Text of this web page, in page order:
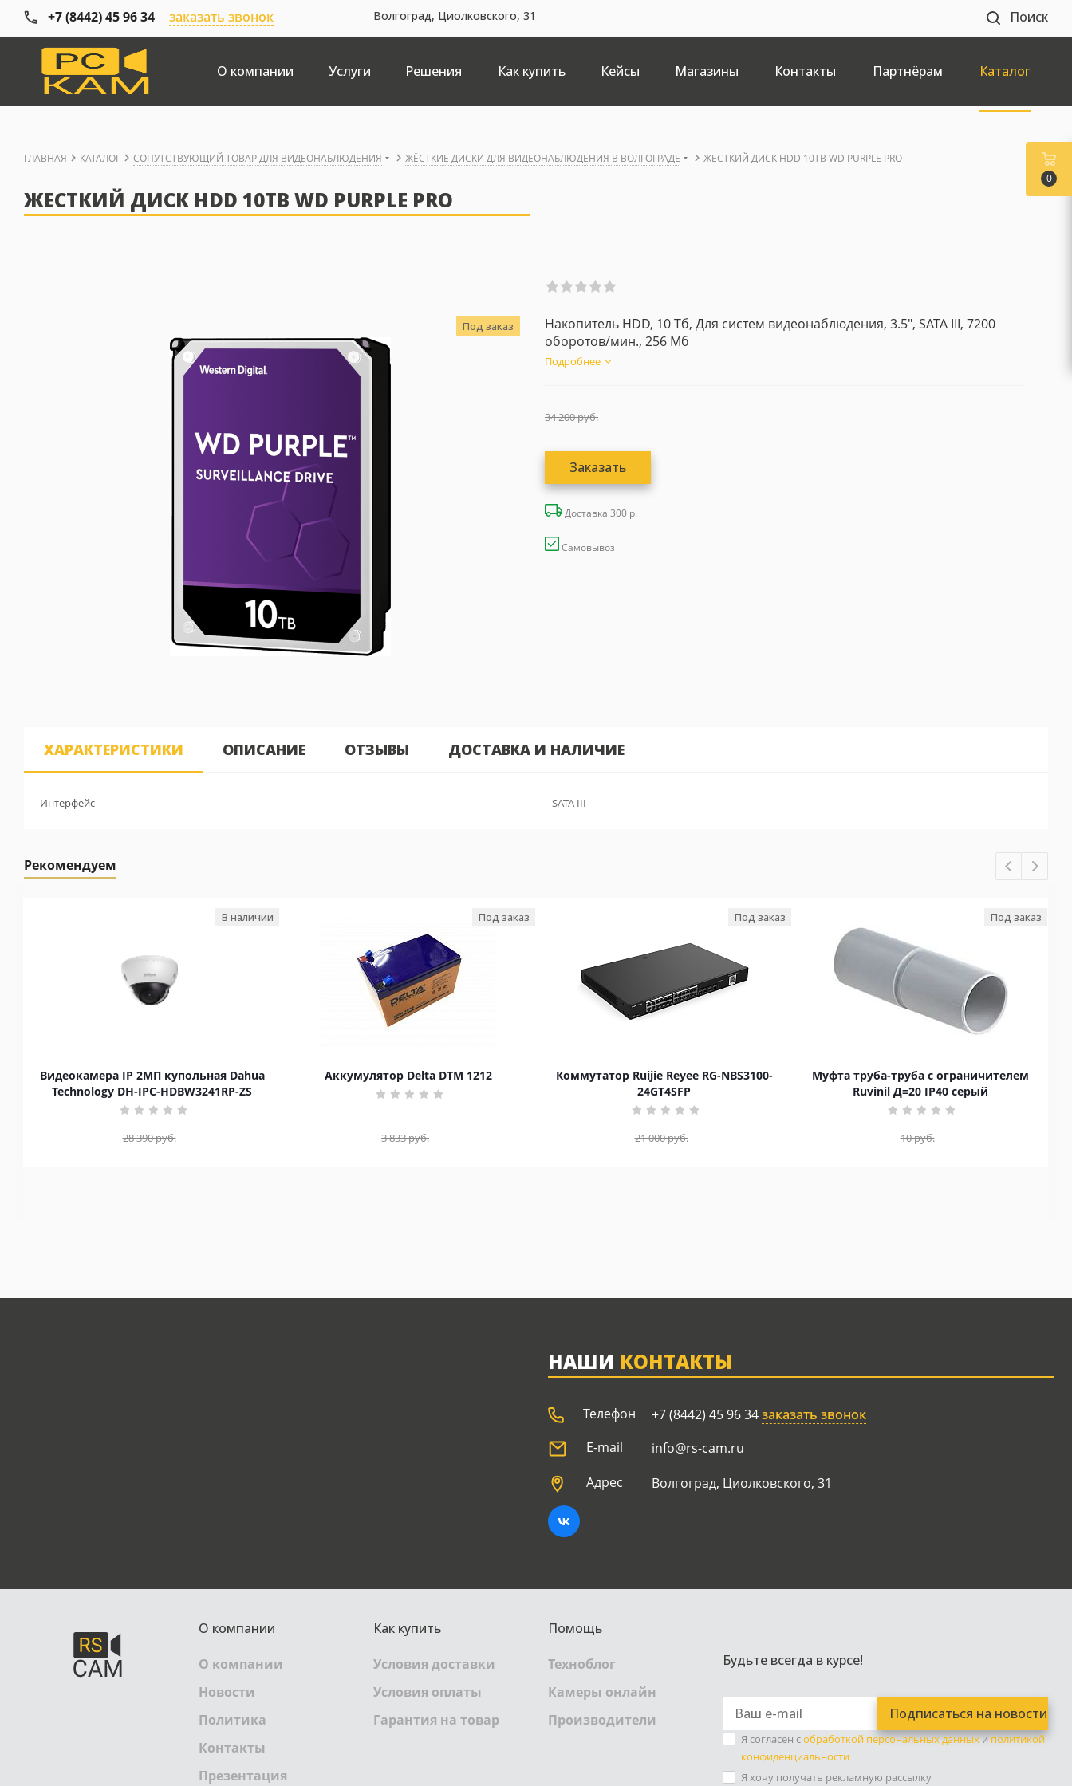
+7 (8442) 45 96 34 заказать звонок Волгоград, Циолковского, 31 Поиск
О компании Услуги Решения Как купить Кейсы Магазины Контакты Партнёрам Каталог
ГЛАВНАЯ КАТАЛОГ СОПУТСТВУЮЩИЙ ТОВАР ДЛЯ ВИДЕОНАБЛЮДЕНИЯ ЖЁСТКИЕ ДИСКИ ДЛЯ ВИДЕОНАБЛЮДЕНИЯ В ВОЛГОГРАДЕ ЖЕСТКИЙ ДИСК HDD 10TB WD PURPLE PRO
ЖЕСТКИЙ ДИСК HDD 10TB WD PURPLE PRO
Под заказ
Накопитель HDD, 10 Тб, Для систем видеонаблюдения, 3.5", SATA III, 7200
оборотов/мин., 256 Мб
Подробнее
34 200руб.
Заказать
Доставка 300 р.
Самовывоз
ХАРАКТЕРИСТИКИ ОПИСАНИЕ ОТЗЫВЫ ДОСТАВКА И НАЛИЧИЕ
Интерфейс SATA III
Рекомендуем
Видеокамера IP 2МП купольная Dahua
Technology DH-IPC-HDBW3241RP-ZS
В наличии
28 390руб.
Аккумулятор Delta DTM 1212
Под заказ
3 833руб.
Коммутатор Ruijie Reyee RG-NBS3100-
24GT4SFP
Под заказ
21 000руб.
Муфта труба-труба с ограничителем
Ruvinil Д=20 IP40 серый
Под заказ
10руб.
НАШИ КОНТАКТЫ
Телефон +7 (8442) 45 96 34заказать звонок
E-mail
info@rs-cam.ru
Адрес
Волгоград, Циолковского, 31
О компании
О компании
Новости
Политика
Контакты
Презентация
Как купить
Условия доставки
Условия оплаты
Гарантия на товар
Помощь
Техноблог
Камеры онлайн
Производители
Будьте всегда в курсе!
Я согласен собработкой персональных данныхиполитикой
конфиденциальности
Я хочу получать рекламную рассылку
0